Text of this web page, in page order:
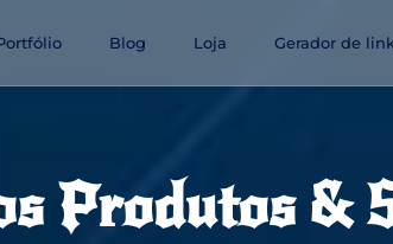
Blog Loja Gerador de
Produtos &